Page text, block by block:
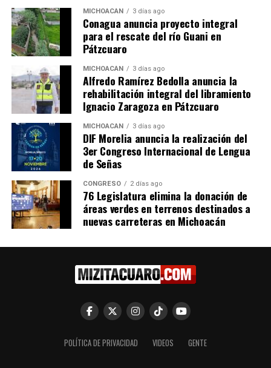
Relacionado
Detiene SSP a uno en
posesión de arma de fuego,
en Apatzingán
13 agosto, 2020
En "Seguridad"
Detenidos 3 presuntos
integrantes de célula
delincuencial en operativos
14 abril, 2023
En "Seguridad"
Aseguran dos vehículos tras
policías en Apatzingán
12 septiembre, 2025
MICHOACÁN 3 días ago
Conagua anuncia proyecto integral
para el rescate del río Guani en
Pátzcuaro
MICHOACÁN 3 días ago
Alfredo Ramírez Bedolla anuncia la
rehabilitación integral del libramiento
Ignacio Zaragoza en Pátzcuaro
MICHOACÁN 3 días ago
DIF Morelia anuncia la realización del
3er Congreso Internacional de Lengua
de Señas
CONGRESO 2 días ago
76 Legislatura elimina la donación de
áreas verdes en terrenos destinados a
nuevas carreteras en Michoacán
POLÍTICA DE PRIVACIDAD VIDEOS GENTE